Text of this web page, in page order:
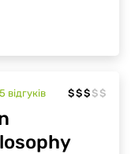
відгуків $$$ $ $